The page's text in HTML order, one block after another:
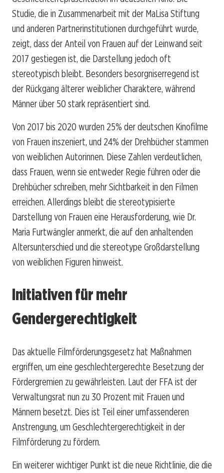
Studie, die in Zusammenarbeit mit der MaLisa Stiftung
und anderen Partnerinstitutionen durchgeführt wurde,
zeigt, dass der Anteil von Frauen auf der Leinwand seit
2017 gestiegen ist, die Darstellung jedoch oft
stereotypisch bleibt. Besonders besorgniserregend ist
der Rückgang älterer weiblicher Charaktere, während
Männer über 50 stark repräsentiert sind.
Von 2017 bis 2020 wurden 25% der deutschen Kinofilme
von Frauen inszeniert, und 24% der Drehbücher stammen
von weiblichen Autorinnen. Diese Zahlen verdeutlichen,
dass Frauen, wenn sie entweder Regie führen oder die
Drehbücher schreiben, mehr Sichtbarkeit in den Filmen
erreichen. Allerdings bleibt die stereotypisierte
Darstellung von Frauen eine Herausforderung, wie Dr.
Maria Furtwängler anmerkt, die auf den anhaltenden
Altersunterschied und die stereotype Großdarstellung
von weiblichen Figuren hinweist.
Initiativen für mehr
Gendergerechtigkeit
Das aktuelle Filmförderungsgesetz hat Maßnahmen
ergriffen, um eine geschlechtergerechte Besetzung der
Fördergremien zu gewährleisten. Laut der FFA ist der
Verwaltungsrat nun zu 30 Prozent mit Frauen und
Männern besetzt. Dies ist Teil einer umfassenderen
Anstrengung, um Geschlechtergerechtigkeit in der
Filmförderung zu fördern.
Ein weiterer wichtiger Punkt ist die neue Richtlinie, die die